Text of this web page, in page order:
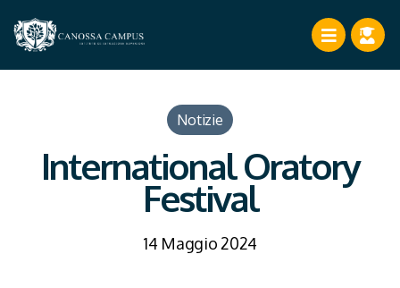
Notizie
International Oratory
Festival
14 Maggio 2024